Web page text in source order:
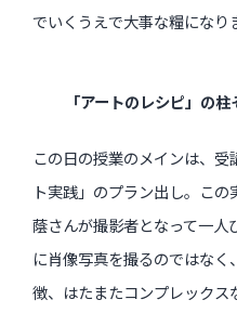
でいくうえで大事な糧になり
「アートのレシピ」の
この日の授業のメインは、
ト実践」のプラン出し。こ
蔭さんが撮影者となって一人
に肖像写真を撮るのではな
徴、はたまたコンプレック